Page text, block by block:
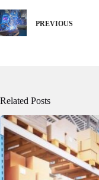
PREVIOUS
Related Posts